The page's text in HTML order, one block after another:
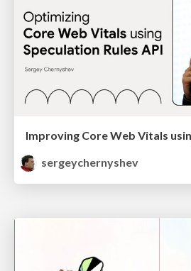
sergeychernyshev